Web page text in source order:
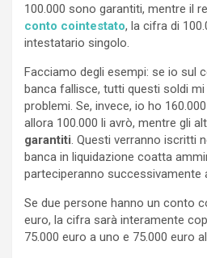
100.000 sono garantiti, mentre il
conto cointestato, la cifra di
intestatario singolo.
Facciamo degli esempi: se io sul
banca fallisce, tutti questi soldi
problemi. Se, invece, io ho
allora 100.000 li avrò, mentre gli
garantiti. Questi verranno iscritti
banca in liquidazione coatta
parteciperanno successivamente
Se due persone hanno un conto
euro, la cifra sarà interamente
75.000 euro a uno e 75.000 euro